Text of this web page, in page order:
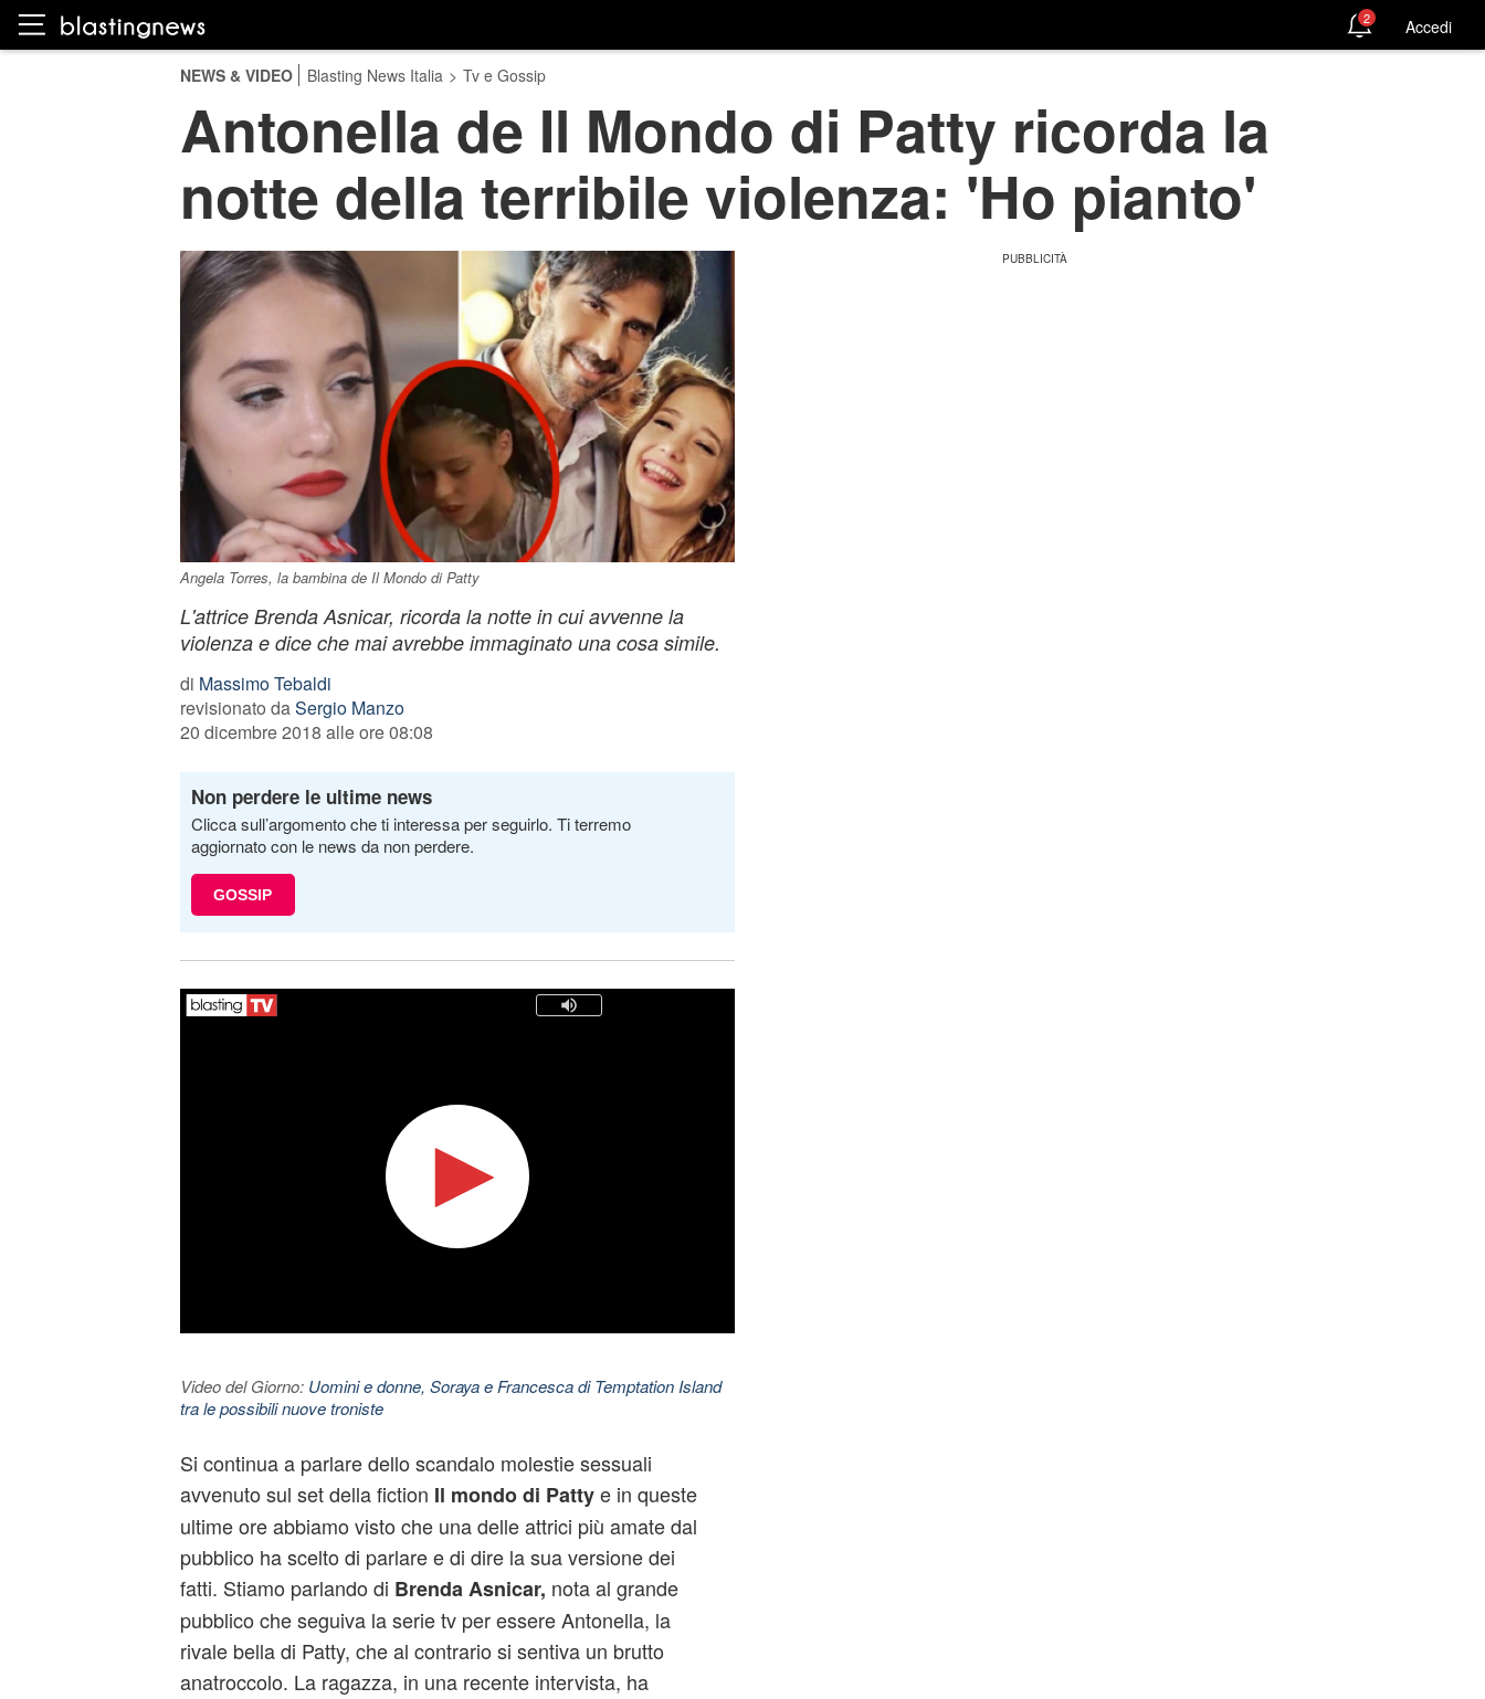
2 Accedi
NEWS & VIDEO Blasting News Italia > Tv e Gossip
Antonella de Il Mondo di Patty ricorda la
notte della terribile violenza: 'Ho pianto'
Angela Torres, la bambina de Il Mondo di Patty
L'attrice Brenda Asnicar, ricorda la notte in cui avvenne la
violenza e dice che mai avrebbe immaginato una cosa simile.
di Massimo Tebaldi
revisionato daSergio Manzo
20 dicembre 2018 alle ore 08:08
Non perdere le ultime news
Clicca sull’argomento che ti interessa per seguirlo. Ti terremo
aggiornato con le news da non perdere.
GOSSIP
Video del Giorno: Uomini e donne, Soraya e Francesca di Temptation Island
tra le possibili nuove troniste
Si continua a parlare dello scandalo molestie sessuali
avvenuto sul set della fiction Il mondo di Pattye in queste
ultime ore abbiamo visto che una delle attrici più amate dal
pubblico ha scelto di parlare e di dire la sua versione dei
fatti. Stiamo parlando di Brenda Asnicar, nota al grande
pubblico che seguiva la serie tv per essere Antonella, la
rivale bella di Patty, che al contrario si sentiva un brutto
anatroccolo. La ragazza, in una recente intervista, ha